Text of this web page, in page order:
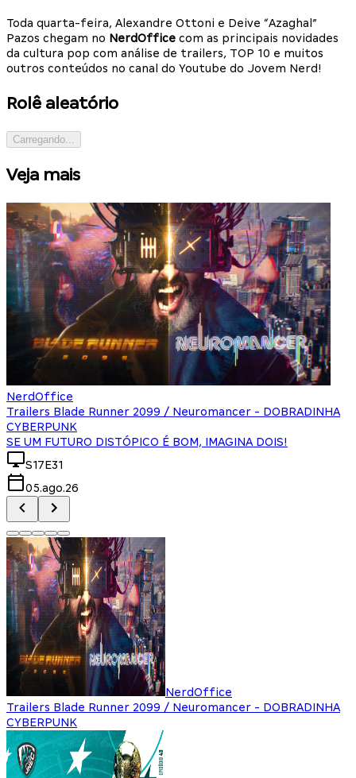
Toda quarta-feira, Alexandre Ottoni e Deive “Azaghal”
Pazos chegam no NerdOffice com as principais novidades
da cultura pop com análise de trailers, TOP 10 e muitos
outros conteúdos no canal do Youtube do Jovem Nerd!
Rolê aleatório
Carregando...
Veja mais
NerdOffice
Trailers Blade Runner 2099 / Neuromancer - DOBRADINHA
CYBERPUNK
SE UM FUTURO DISTÓPICO É BOM, IMAGINA DOIS!
S17E31
05.ago.26
NerdOffice
Trailers Blade Runner 2099 / Neuromancer - DOBRADINHA
CYBERPUNK